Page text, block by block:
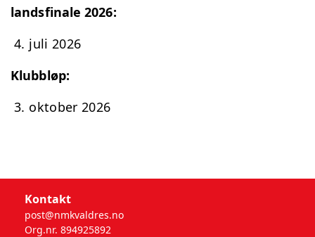
landsfinale 2026:
4. juli 2026
Klubbløp:
3. oktober 2026
Kontakt
post@nmkvaldres.no
Org.nr. 894925892